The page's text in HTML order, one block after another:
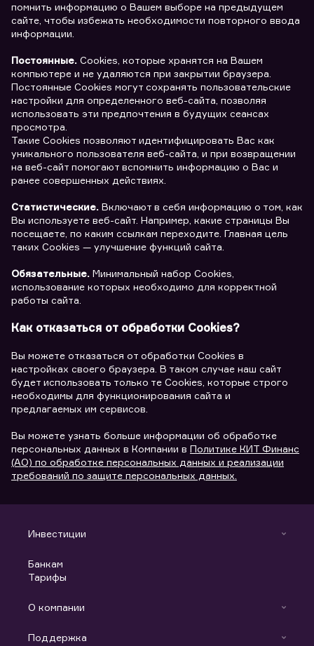
помнить информацию о Вашем выборе на предыдущем
сайте, чтобы избежать необходимости повторного ввода
информации.
Постоянные. Сookies, которые хранятся на Вашем
компьютере и не удаляются при закрытии браузера.
Постоянные Сookies могут сохранять пользовательские
настройки для определенного веб-сайта, позволяя
использовать эти предпочтения в будущих сеансах
просмотра.
Такие Cookies позволяют идентифицировать Вас как
уникального пользователя веб-сайта, и при возвращении
на веб-сайт помогают вспомнить информацию о Вас и
ранее совершенных действиях.
Статистические. Включают в себя информацию о том, как
Вы используете веб-сайт. Например, какие страницы Вы
посещаете, по каким ссылкам переходите. Главная цель
таких Cookies — улучшение функций сайта.
Обязательные. Минимальный набор Cookies,
использование которых необходимо для корректной
работы сайта.
Как отказаться от обработки Сookies?
Вы можете отказаться от обработки Cookies в
настройках своего браузера. В таком случае наш сайт
будет использовать только те Cookies, которые строго
необходимы для функционирования сайта и
предлагаемых им сервисов.
Вы можете узнать больше информации об обработке
персональных данных в Компании в Политике КИТ Финанс
(АО) по обработке персональных данных и реализации
требований по защите персональных данных.
Инвестиции
С чего начать
Аналитика
Индивидуальный Инвестиционный Счет
Доверительное управление капиталом
Банкам
Тарифы
О компании
Контакты
Поддержка
Обращение в компанию
Спасибо! Ваше сообщение успешно отправлено. Мы
свяжемся с Вами в ближайшее время.
Обращение в компанию
Ваше обращение отправлено в компанию.
информации.
Спасибо! Ваша заявка успешно отправлена.